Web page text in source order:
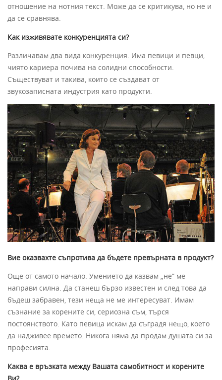
отношение на нотния текст. Може да се критикува, но не и
да се сравнява.
Как изживявате конкуренцията си?
Различавам два вида конкуренция. Има певици и певци,
чиято кариера почива на солидни способности.
Съществуват и такива, които се създават от
звукозаписната индустрия като продукти.
Вие оказвахте съпротива да бъдете превърната в продукт?
Още от самото начало. Умението да казвам „не” ме
направи силна. Да станеш бързо известен и след това да
бъдеш забравен, тези неща не ме интересуват. Имам
съзнание за корените си, сериозна съм, търся
постоянството. Като певица искам да съградя нещо, което
да надживее времето. Никога няма да продам душата си за
професията.
Каква е връзката между Вашата самобитност и корените